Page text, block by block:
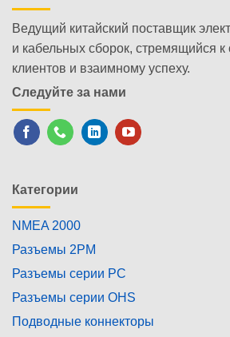
Ведущий китайский поставщик
и кабельных сборок, стремящийся
клиентов и взаимному успеху.
Следуйте за нами
Категории
NMEA 2000
Разъемы 2PM
Разъемы серии PC
Разъемы серии OHS
Подводные коннекторы